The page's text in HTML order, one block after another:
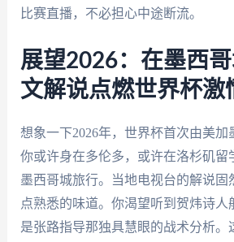
比赛直播，不必担心中途断流。
展望2026：在墨西
文解说点燃世界杯激
想象一下2026年，世界杯首次由美加
你或许身在多伦多，或许在洛杉矶留
墨西哥城旅行。当地电视台的解说固
点熟悉的味道。你渴望听到贺炜诗人
是张路指导那独具慧眼的战术分析。